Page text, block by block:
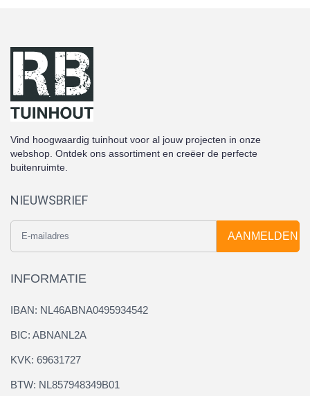
Vind hoogwaardig tuinhout voor al jouw projecten in onze
webshop. Ontdek ons assortiment en creëer de perfecte
buitenruimte.
NIEUWSBRIEF
AANMELDEN
INFORMATIE
IBAN: NL46ABNA0495934542
BIC: ABNANL2A
KVK: 69631727
BTW: NL857948349B01